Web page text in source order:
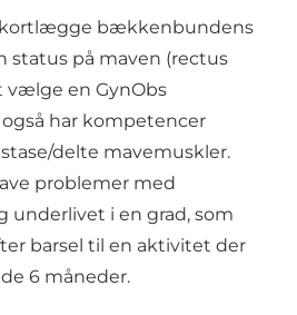
kortlægge bækkenbundens
status på maven (rectus
vælge en GynObs
har kompetencer
delte mavemuskler.
problemer med
i en grad, som
barsel til en aktivitet der
6 måneder.